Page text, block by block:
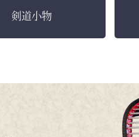
剣道小物